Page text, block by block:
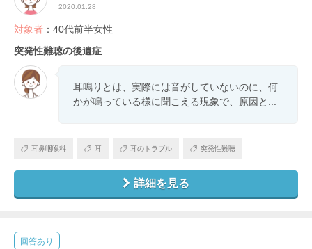
2020.01.28
対象者 ：40代前半女性
突発性難聴の後遺症
耳鳴りとは、実際には音がしていないのに、何
かが鳴っている様に聞こえる現象で、原因と...
耳鼻咽喉科 耳 耳のトラブル 突発性難聴
詳細を見る
回答あり